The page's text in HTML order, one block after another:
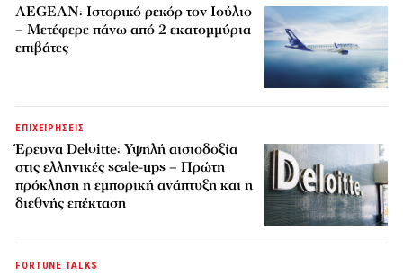
AEGEAN: Ιστορικό ρεκόρ τον Ιούλιο
– Μετέφερε πάνω από 2 εκατομμύρια
επιβάτες
ΕΠΙΧΕΙΡΗΣΕΙΣ
Έρευνα Deloitte: Υψηλή αισιοδοξία
στις ελληνικές scale-ups – Πρώτη
πρόκληση η εμπορική ανάπτυξη και η
διεθνής επέκταση
FORTUNE TALKS